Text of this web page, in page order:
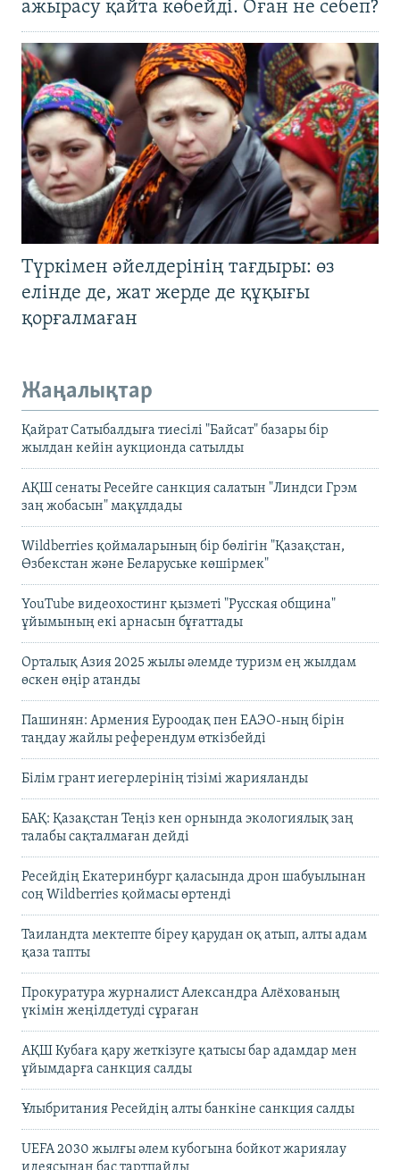
ажырасу қайта көбейді. Оған не себеп?
Түркімен әйелдерінің тағдыры: өз
елінде де, жат жерде де құқығы
қорғалмаған
Жаңалықтар
Қайрат Сатыбалдыға тиесілі "Байсат" базары бір
жылдан кейін аукционда сатылды
АҚШ сенаты Ресейге санкция салатын "Линдси Грэм
заң жобасын" мақұлдады
Wildberries қоймаларының бір бөлігін "Қазақстан,
Өзбекстан және Беларуське көшірмек"
YouTube видеохостинг қызметі "Русская община"
ұйымының екі арнасын бұғаттады
Орталық Азия 2025 жылы әлемде туризм ең жылдам
өскен өңір атанды
Пашинян: Армения Еуроодақ пен ЕАЭО-ның бірін
таңдау жайлы референдум өткізбейді
Білім грант иегерлерінің тізімі жарияланды
БАҚ: Қазақстан Теңіз кен орнында экологиялық заң
талабы сақталмаған дейді
Ресейдің Екатеринбург қаласында дрон шабуылынан
соң Wildberries қоймасы өртенді
Таиландта мектепте біреу қарудан оқ атып, алты адам
қаза тапты
Прокуратура журналист Александра Алёхованың
үкімін жеңілдетуді сұраған
АҚШ Кубаға қару жеткізуге қатысы бар адамдар мен
ұйымдарға санкция салды
Ұлыбритания Ресейдің алты банкіне санкция салды
UEFA 2030 жылғы әлем кубогына бойкот жариялау